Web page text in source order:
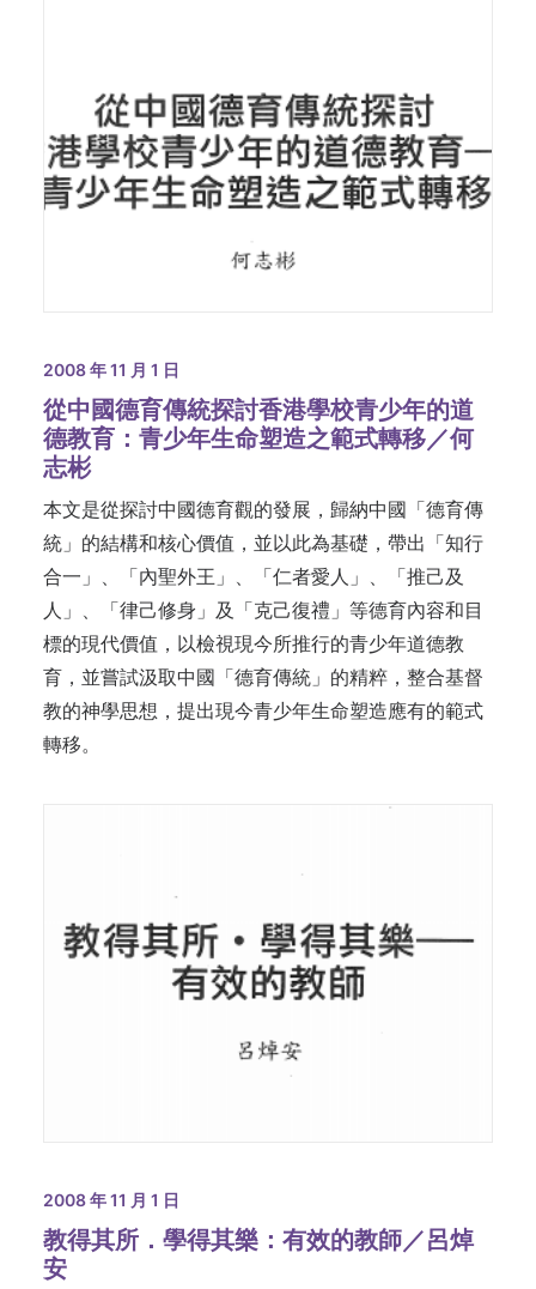
2008 年 11 月 1 日
從中國德育傳統探討香港學校青少年的道
德教育：青少年生命塑造之範式轉移／何
志彬
本文是從探討中國德育觀的發展，歸納中國「德育傳
統」的結構和核心價值，並以此為基礎，帶出「知行
合一」、「內聖外王」、「仁者愛人」、「推己及
人」、「律己修身」及「克己復禮」等德育內容和目
標的現代價值，以檢視現今所推行的青少年道德教
育，並嘗試汲取中國「德育傳統」的精粹，整合基督
教的神學思想，提出現今青少年生命塑造應有的範式
轉移。
2008 年 11 月 1 日
教得其所．學得其樂：有效的教師／呂焯
安